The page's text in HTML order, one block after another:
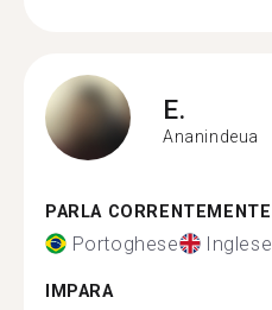
E.
Ananindeua
PARLA CORRENTEMENTE
Portoghese Inglese
IMPARA